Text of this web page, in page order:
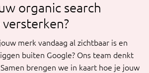
organic search
merk vandaag al zichtbaar is en
buiten Google? Ons team denkt
brengen we in kaart hoe je jouw